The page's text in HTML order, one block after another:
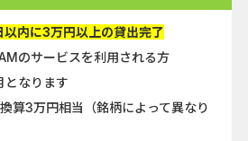
内に3万円以上の貸出完了
のサービスを利用される方
となります
算3万円相当（銘柄によって異なり